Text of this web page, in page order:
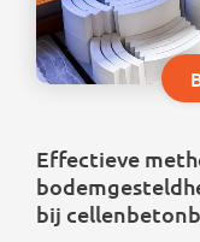
Effectieve
bij